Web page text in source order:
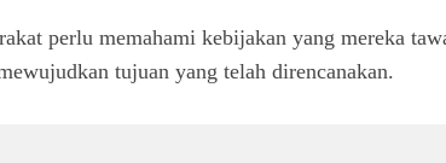
perlu memahami kebijakan yang mereka
tujuan yang telah direncanakan.